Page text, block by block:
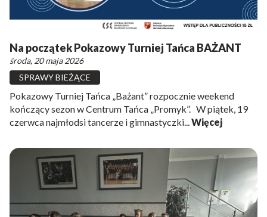
Na początek Pokazowy Turniej Tańca BAŻANT
środa, 20 maja 2026
SPRAWY BIEŻĄCE
Pokazowy Turniej Tańca „Bażant” rozpocznie weekend
kończący sezon w Centrum Tańca „Promyk”. W piątek, 19
czerwca najmłodsi tancerze i gimnastyczki...Więcej